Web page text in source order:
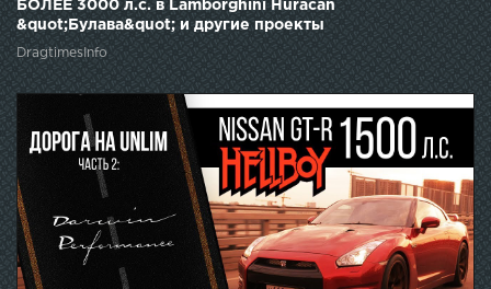
БОЛЕЕ 3000 л.с. в Lamborghini Huracan
&quot;Булава&quot; и другие проекты
GOSHATURBOTECH. Дорога на Анлим.
DragtimesInfo